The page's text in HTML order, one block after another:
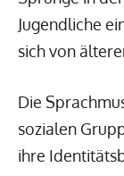
Jugendliche
sich von
Die
sozialen
ihre